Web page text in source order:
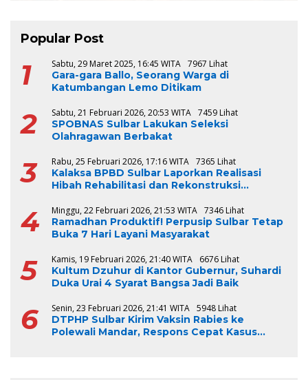
Popular Post
1 Sabtu, 29 Maret 2025, 16:45 WITA 7967 Lihat
Gara-gara Ballo, Seorang Warga di
Katumbangan Lemo Ditikam
2 Sabtu, 21 Februari 2026, 20:53 WITA 7459 Lihat
SPOBNAS Sulbar Lakukan Seleksi
Olahragawan Berbakat
3 Rabu, 25 Februari 2026, 17:16 WITA 7365 Lihat
Kalaksa BPBD Sulbar Laporkan Realisasi
Hibah Rehabilitasi dan Rekonstruksi
4 Minggu, 22 Februari 2026, 21:53 WITA 7346 Lihat
Ramadhan Produktif! Perpusip Sulbar Tetap
Buka 7 Hari Layani Masyarakat
5 Kamis, 19 Februari 2026, 21:40 WITA 6676 Lihat
Kultum Dzuhur di Kantor Gubernur, Suhardi
Duka Urai 4 Syarat Bangsa Jadi Baik
6 Senin, 23 Februari 2026, 21:41 WITA 5948 Lihat
DTPHP Sulbar Kirim Vaksin Rabies ke
Polewali Mandar, Respons Cepat Kasus